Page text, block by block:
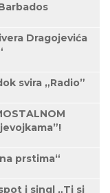
Dragojevića
svira „Radio”
prstima“
i singl „Ti si